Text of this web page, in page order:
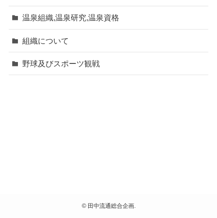
温泉組織,温泉研究,温泉資格
組織について
野球及びスポーツ観戦
©田中流通総合企画.